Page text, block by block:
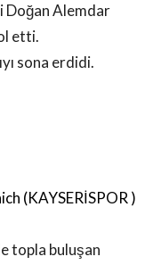
Doğan Alemdar
etti.
sona erdidi.
(KAYSERİSPOR )
topla buluşan